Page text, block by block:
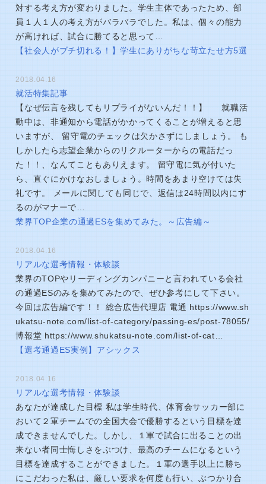
対する考え方が変わりました。学生主体であったため、部
員１人１人の考え方がバラバラでした。私は、個々の能力
が高ければ、試合に勝てると思って…
【社会人がブチ切れる！】学生にありがちな苛立たせ方5選
2018.04.16
就活特集記事
【なぜ伝言を残してもリプライがないんだ！！】 就職活
動中は、非通知から電話がかかってくることが増えると思
いますが、 留守電のチェックは欠かさずにしましょう。 も
しかしたら志望企業からのリクルーターからの電話だっ
た！！、なんてこともありえます。 留守電に気が付いた
ら、直ぐにかけなおしましょう。時間をあまり空けては失
礼です。 メールに関しても同じで、返信は24時間以内にす
るのがマナーで…
業界TOP企業の通過ESを集めてみた。～広告編～
2018.04.16
リアルな選考情報・体験談
業界のTOPやリーディングカンパニーと言われている会社
の通過ESのみを集めてみたので、ぜひ参考にして下さい。
今回は広告編です！！ 総合広告代理店 電通 https://www.sh
ukatsu-note.com/list-of-category/passing-es/post-78055/
博報堂 https://www.shukatsu-note.com/list-of-cat…
【選考通過ES実例】アシックス
2018.04.16
リアルな選考情報・体験談
あなたが達成した目標 私は学生時代、体育会サッカー部に
おいて２軍チームでの全国大会で優勝するという目標を達
成できませんでした。しかし、１軍で試合に出ることの出
来ない者同士悔しさをぶつけ、最高のチームになるという
目標を達成することができました。１軍の選手以上に勝ち
にこだわった私は、厳しい要求を何度も行い、ぶつかり合